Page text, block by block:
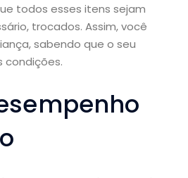
todos esses itens sejam
trocados. Assim, você
sabendo que o seu
condições.